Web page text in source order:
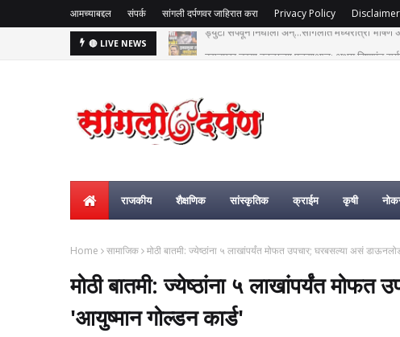
आमच्याबद्दल संपर्क सांगली दर्पणवर जाहिरात करा Privacy Policy Disclaimer
🔴 LIVE NEWS हसतमुख तरुण काळाच्या पडद्याआड: अक्षय विष्णुपंत
राजकीय शैक्षणिक सांस्कृतिक क्राईम कृषी
Home सामाजिक मोठी बातमी: ज्येष्ठांना ५ लाखांपर्यंत मोफत उपचार; घरबसल्या असं
मोठी बातमी: ज्येष्ठांना ५ लाखांपर्यंत
'आयुष्मान गोल्डन कार्ड'